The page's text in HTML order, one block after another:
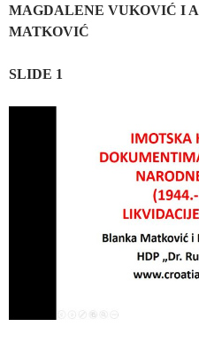
MAGDALENE VUKOVIĆ I
MATKOVIĆ
SLIDE 1